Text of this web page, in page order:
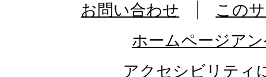
お問い合わせ
この
ホームページア
アクセシビリティ